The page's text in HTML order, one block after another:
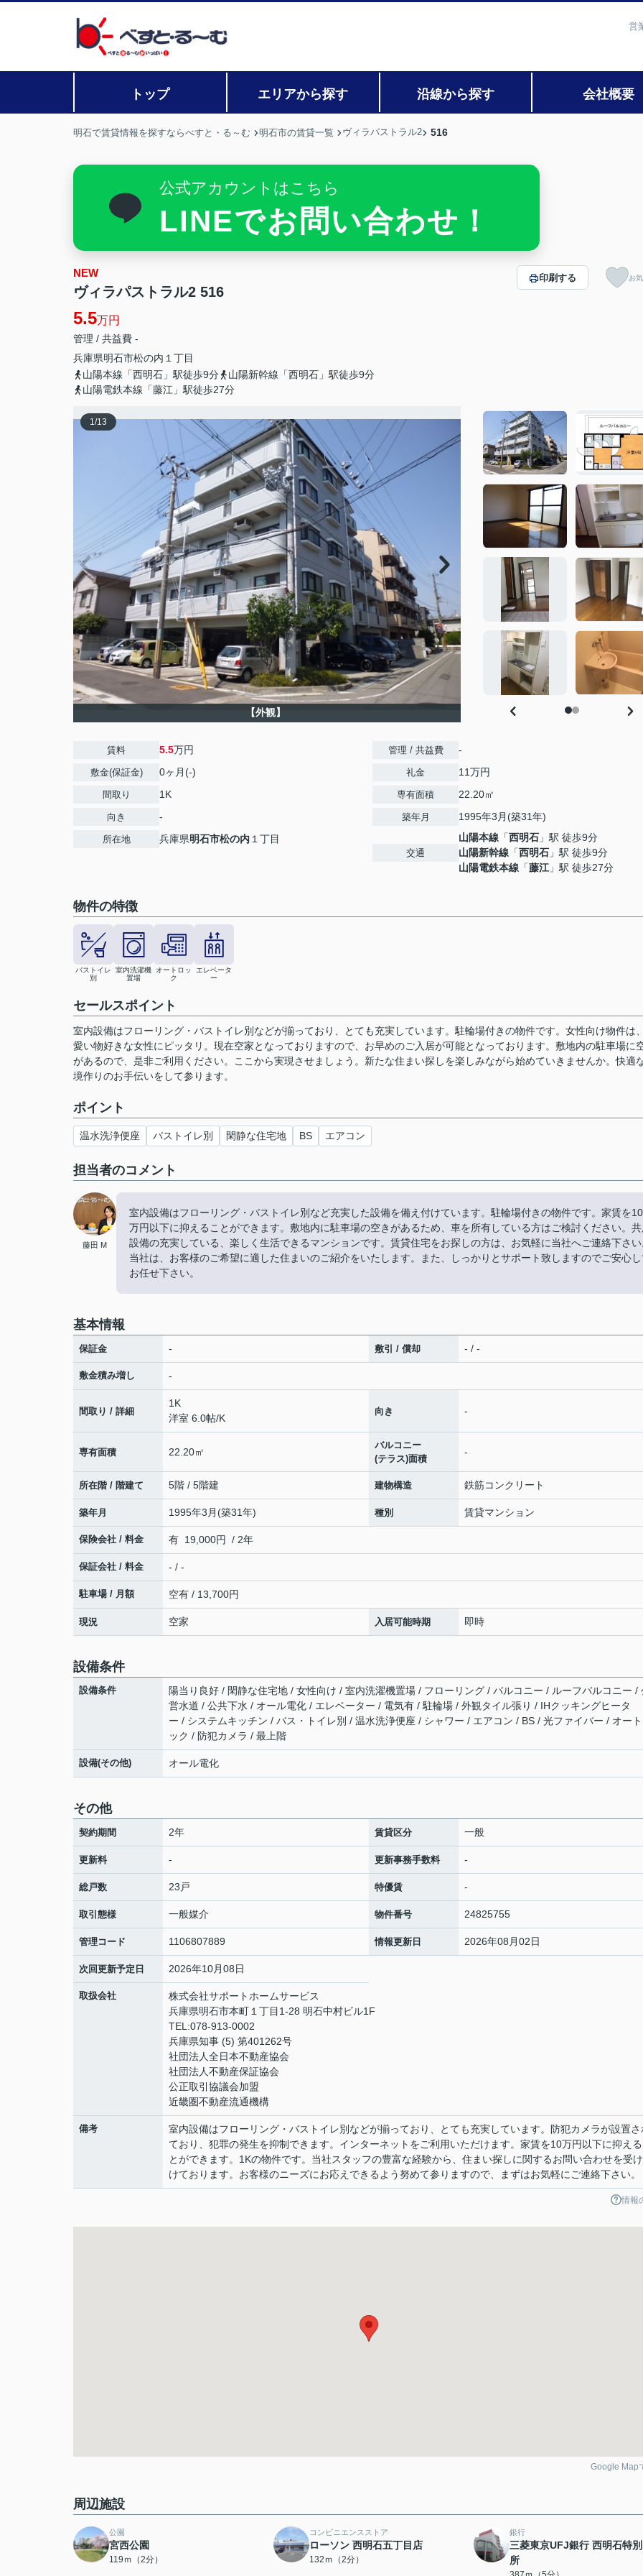
営
トップ エリアから探す 沿線から探す 会社概要
明石で賃貸情報を探すならべすと・る～む 明石市の賃貸一覧 ヴィラパストラル2 516
公式アカウントはこちら
LINEでお問い合わせ！
NEW
ヴィラパストラル2 516
5.5万円
管理 / 共益費 -
兵庫県明石市松の内 １丁目
山陽本線「西明石」駅徒歩9分
山陽新幹線「西明石」駅徒歩9分
山陽電鉄本線「藤江」駅徒歩27分
印刷する お
1/13
【外観】
賃料 5.5万円
敷金(保証金) 0ヶ月(-)
間取り 1K
向き -
所在地 兵庫県明石市松の内 １丁目
管理 / 共益費 -
礼金 11万円
専有面積 22.20㎡
築年月 1995年3月(築31年)
交通
山陽本線 「西明石 」駅 徒歩9分
山陽新幹線 「西明石 」駅 徒歩9分
山陽電鉄本線 「藤江 」駅 徒歩27分
物件の特徴
バストイレ
別
室内洗濯機
置場
オートロッ
ク
エレベータ
ー
セールスポイント
室内設備はフローリング・バストイレ別などが揃っており、とても充実しています。駐輪場付きの物件です。女性向け物件は
愛い物好きな女性にピッタリ。現在空家となっておりますので、お早めのご入居が可能となっております。敷地内の駐車場に
があるので、是非ご利用ください。ここから実現させましょう。新たな住まい探しを楽しみながら始めていきませんか。快適
境作りのお手伝いをして参ります。
ポイント
温水洗浄便座 バストイレ別 閑静な住宅地 BS エアコン
担当者のコメント
藤田 M
室内設備はフローリング・バストイレ別など充実した設備を備え付けています。駐輪場付きの物件です。家賃を10
万円以下に抑えることができます。敷地内に駐車場の空きがあるため、車を所有している方はご検討ください。
設備の充実している、楽しく生活できるマンションです。賃貸住宅をお探しの方は、お気軽に当社へご連絡下さ
当社は、お客様のご希望に適した住まいのご紹介をいたします。また、しっかりとサポート致しますのでご安心
お任せ下さい。
基本情報
保証金 - 敷引 / 償却 - / -
敷金積み増し -
間取り / 詳細
1K
洋室 6.0帖/K
向き -
専有面積 22.20㎡
バルコニー
(テラス)面積
-
所在階 / 階建て 5階 / 5階建 建物構造 鉄筋コンクリート
築年月 1995年3月(築31年) 種別 賃貸マンション
保険会社 / 料金 有 19,000円 / 2年
保証会社 / 料金 - / -
駐車場 / 月額 空有 / 13,700円
現況 空家 入居可能時期 即時
設備条件
設備条件
陽当り良好 / 閑静な住宅地 / 女性向け / 室内洗濯機置場 / フローリング / バルコニー / ルーフバルコニー /
営水道 / 公共下水 / オール電化 / エレベーター / 電気有 / 駐輪場 / 外観タイル張り / IHクッキングヒータ
ー / システムキッチン / バス・トイレ別 / 温水洗浄便座 / シャワー / エアコン / BS / 光ファイバー / オー
ック / 防犯カメラ / 最上階
設備(その他) オール電化
その他
契約期間 2年 賃貸区分 一般
更新料 - 更新事務手数料 -
総戸数 23戸 特優賃 -
取引態様 一般媒介 物件番号 24825755
管理コード 1106807889 情報更新日 2026年08月02日
次回更新予定日 2026年10月08日
取扱会社
株式会社サポートホームサービス
兵庫県明石市本町１丁目1-28 明石中村ビル1F
TEL:078-913-0002
兵庫県知事 (5) 第401262号
社団法人全日本不動産協会
社団法人不動産保証協会
公正取引協議会加盟
近畿圏不動産流通機構
備考
室内設備はフローリング・バストイレ別などが揃っており、とても充実しています。防犯カメラが設置さ
ており、犯罪の発生を抑制できます。インターネットをご利用いただけます。家賃を10万円以下に抑え
とができます。1Kの物件です。当社スタッフの豊富な経験から、住まい探しに関するお問い合わせを受
けております。お客様のニーズにお応えできるよう努めて参りますので、まずはお気軽にご連絡下さい。
情報
Google Map
周辺施設
公園
宮西公園
119ｍ（2分）
コンビニエンスストア
ローソン 西明石五丁目店
132ｍ（2分）
銀行
三菱東京UFJ銀行 西明石特
所